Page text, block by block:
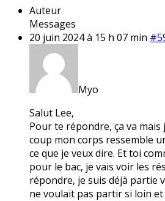
Auteur
Messages
20 juin 2024 à 15 h 07 min
Myo
Salut Lee,
Pour te répondre, ça va mais
coup mon corps ressemble
ce que je veux dire. Et toi
pour le bac, je vais voir les
répondre, je suis déjà partie
ne voulait pas partir si loin